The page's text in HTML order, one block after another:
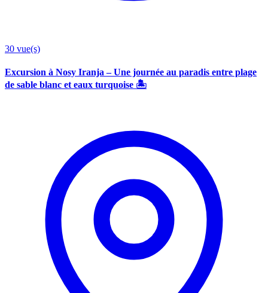
30 vue(s)
Excursion à Nosy Iranja – Une journée au paradis entre plage
de sable blanc et eaux turquoise 🏝️